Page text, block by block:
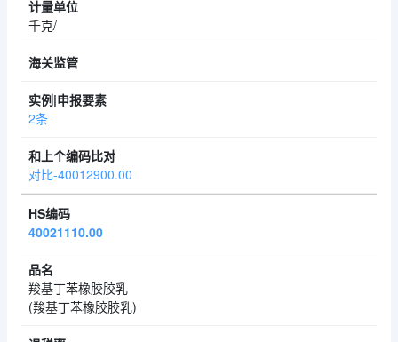
千克/
2条
对比-40012900.00
40021110.00
羧基丁苯橡胶胶乳
(羧基丁苯橡胶胶乳)